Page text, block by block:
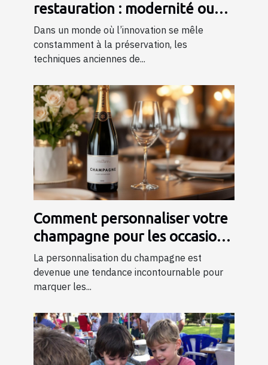
restauration : modernité ou
tradition ?
Dans un monde où l’innovation se mêle
constamment à la préservation, les
techniques anciennes de...
Comment personnaliser votre
champagne pour les occasions
spéciales ?
La personnalisation du champagne est
devenue une tendance incontournable pour
marquer les...